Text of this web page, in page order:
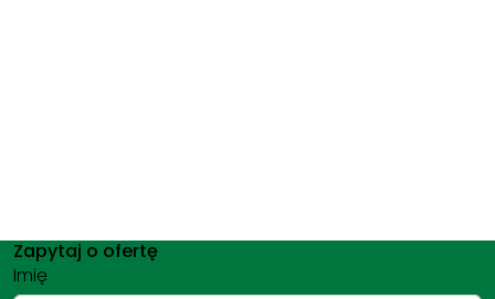
Zapytaj o ofertę
Imię